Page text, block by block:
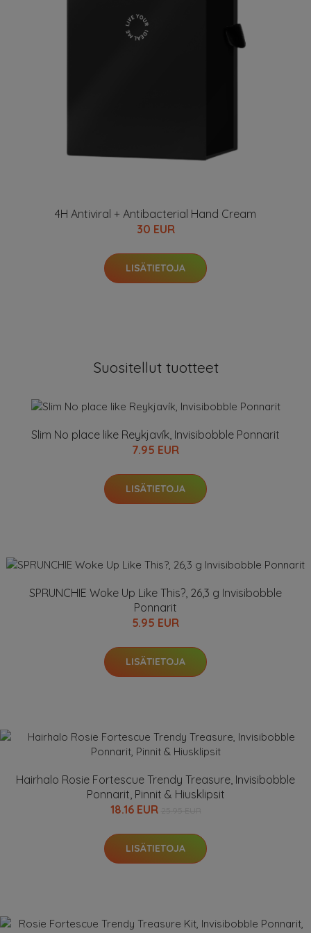
4H Antiviral + Antibacterial Hand Cream
30 EUR
LISÄTIETOJA
Suositellut tuotteet
Slim No place like Reykjavík, Invisibobble Ponnarit
7.95 EUR
LISÄTIETOJA
SPRUNCHIE Woke Up Like This?, 26,3 g Invisibobble
Ponnarit
5.95 EUR
LISÄTIETOJA
Hairhalo Rosie Fortescue Trendy Treasure, Invisibobble
Ponnarit, Pinnit & Hiusklipsit
18.16 EUR
LISÄTIETOJA